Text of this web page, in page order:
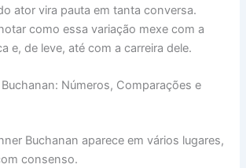
ator vira pauta em tanta conversa.
como essa variação mexe com a
e, de leve, até com a carreira dele.
Números, Comparações e
Buchanan aparece em vários lugares,
consenso.